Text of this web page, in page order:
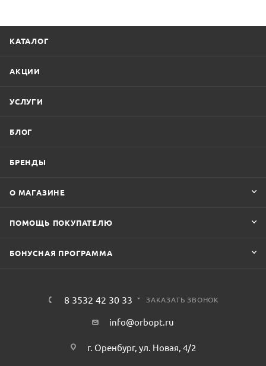
КАТАЛОГ
АКЦИИ
УСЛУГИ
БЛОГ
БРЕНДЫ
О МАГАЗИНЕ
ПОМОЩЬ ПОКУПАТЕЛЮ
БОНУСНАЯ ПРОГРАММА
8 3532 42 30 33 ЗАКАЗАТЬ ЗВОНОК
info@orbopt.ru
г. Оренбург, ул. Новая, 4/2